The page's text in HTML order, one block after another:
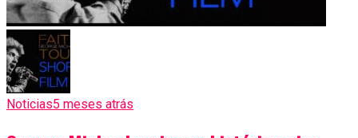
Noticias5 meses atrás